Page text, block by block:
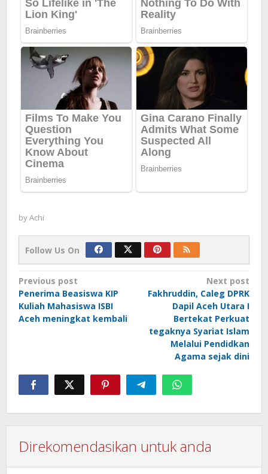
byAchi
Follow Us On
Post
navigation
Previous post
Penerima Beasiswa KIP
Kuliah Mahasiswa ISBI
Aceh meningkat kembali
Next post
Fakhruddin, Caleg DPRK
Dapil Aceh Utara I
Bertekat Perkuat
tegaknya Syariat Islam
Melalui Pendidkan
Agama sejak dini
Direkomendasikan untuk anda